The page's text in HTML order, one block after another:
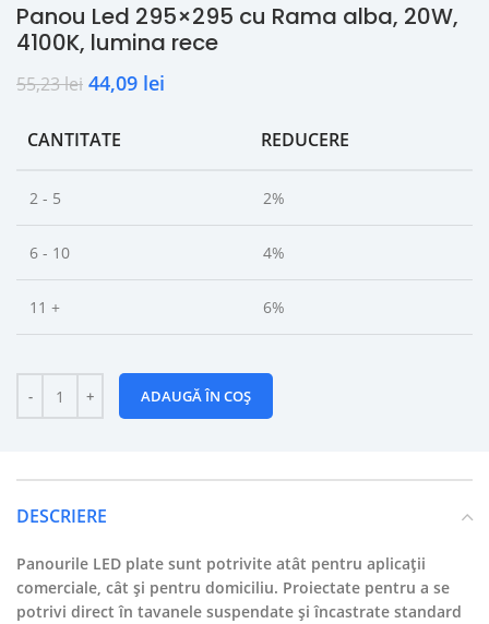
Panou Led 295×295 cu Rama alba, 20W,
4100K, lumina rece
55,23lei 44,09 lei
CANTITATE REDUCERE
2 - 5 2%
6 - 10 4%
11 + 6%
ADAUGĂ ÎN COȘ
DESCRIERE
Panourile LED plate sunt potrivite atât pentru aplicații
comerciale, cât și pentru domiciliu. Proiectate pentru a se
potrivi direct în tavanele suspendate și încastrate standard